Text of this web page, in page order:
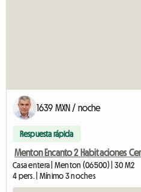
1639 MXN / noche
Respuesta rápida
Casa entera | Menton (06500) | 30 M2
4 pers. | Mínimo 3 noches